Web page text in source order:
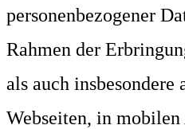
personenbezogener
Rahmen der
als auch insbesondere
Webseiten, in